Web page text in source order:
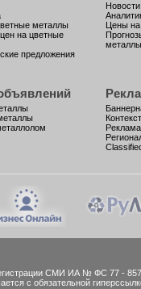
металлы
на цветные
предложения
Новости
Цены на
металлы
СМИ ИА № ФС 77 -
с обязательной